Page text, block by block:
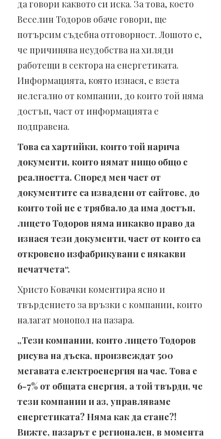
да говори каквото си иска. За това, което
Веселин Тодоров обаче говори, ще
потърсим съдебна отговорност. Лошото е,
че причинява неудобства на хиляди
работещи в сектора на енергетиката.
Информацията, която изнася, е взета
нелегално от компании, до които той няма
достъп, част от информацията е
подправена.
Това са хартийки, които той нарича
документи, които нямат нищо общо с
реалността. Според мен част от
документите са извадени от сайтове, до
които той не е трябвало да има достъп,
лицето Тодоров няма никакво право да
изнася тези документи, част от които са
откровено изфабрикувани с някакви
печатчета“.
Христо Ковачки коментира ясно и
твърдението за връзки с компании, които
налагат монопол на пазара.
„Тези компании, които лицето Тодоров
рисува на дъска, произвеждат 500
мегавата електроенергия на час. Това е
6-7% от общата енергия, а той твърди, че
тези компании и аз, управляваме
енергетиката? Няма как да стане?!
Вижте, пазарът е регионален, в момента